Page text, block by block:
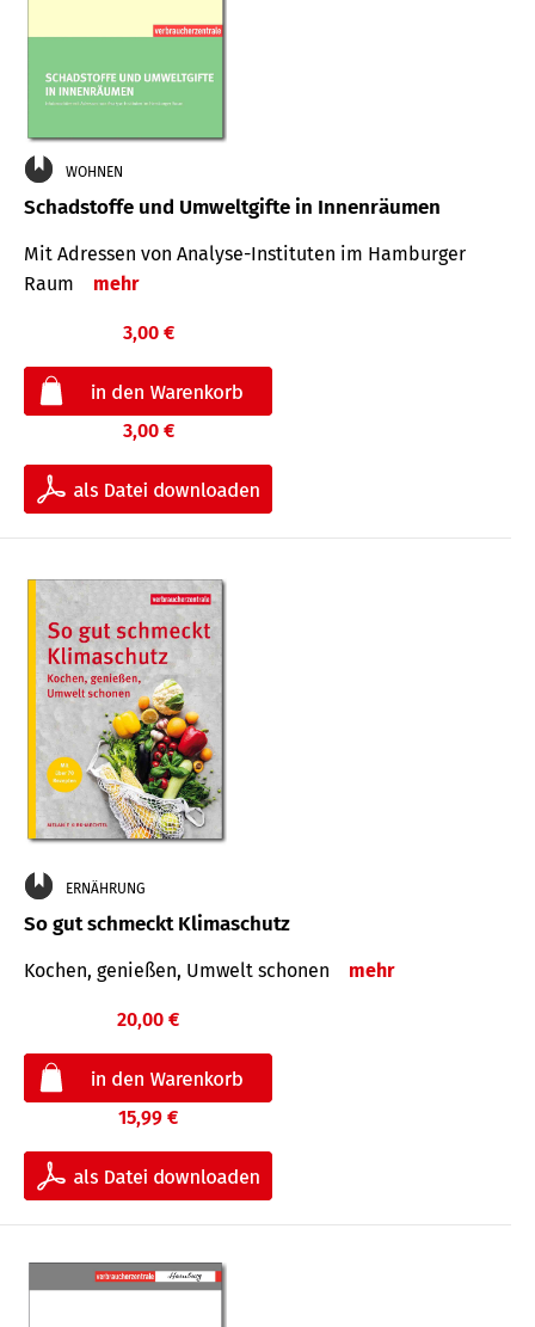
WOHNEN
Schadstoffe und Umweltgifte in Innenräumen
Mit Adressen von Analyse-Insti­tuten im Hamburger
Raum
mehr
3,00 €
3,00 €
ERNÄHRUNG
So gut schmeckt Klimaschutz
Kochen, genießen, Umwelt schonen mehr
20,00 €
15,99 €